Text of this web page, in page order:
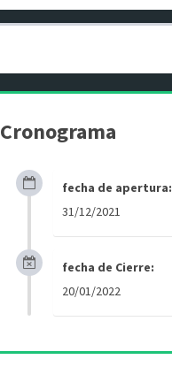
Cronograma
fecha de apertura:
31/12/2021
fecha de Cierre:
20/01/2022